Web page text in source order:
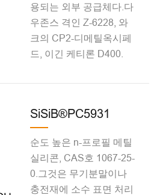
용되는 외부 공급체다.다
우존스 격인 Z-6228, 와
크의 CP2-디메틸옥시페
드, 이긴 케티론 D400.
SiSiB®PC5931
순도 높은 n-프로필 메틸
실리콘, CAS호 1067-25-
0.그것은 무기분말이나
충전재에 소수 표면 처리